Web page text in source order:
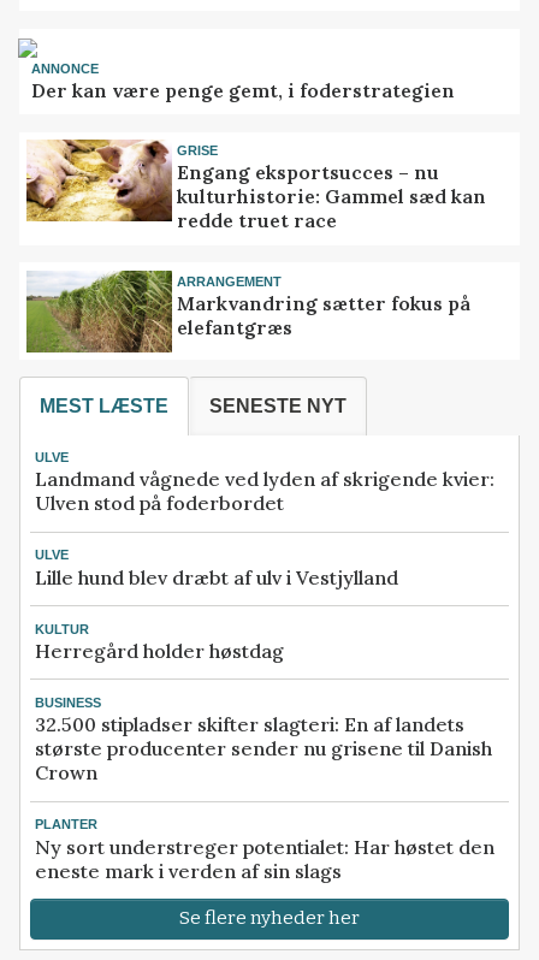
ANNONCE
Der kan være penge gemt, i foderstrategien
GRISE
Engang eksportsucces – nu
kulturhistorie: Gammel sæd kan
redde truet race
ARRANGEMENT
Markvandring sætter fokus på
elefantgræs
MEST LÆSTE SENESTE NYT
ULVE
Landmand vågnede ved lyden af skrigende kvier:
Ulven stod på foderbordet
ULVE
Lille hund blev dræbt af ulv i Vestjylland
KULTUR
Herregård holder høstdag
BUSINESS
32.500 stipladser skifter slagteri: En af landets
største producenter sender nu grisene til Danish
Crown
PLANTER
Ny sort understreger potentialet: Har høstet den
eneste mark i verden af sin slags
Se flere nyheder her